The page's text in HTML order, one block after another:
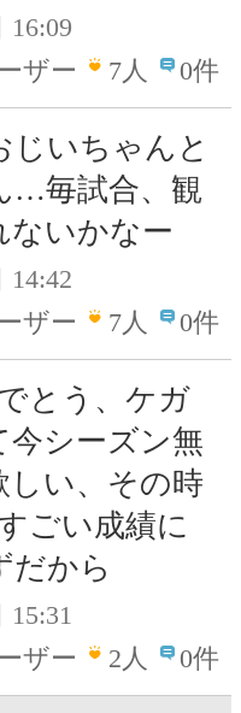
16:09
ザー
7人 0件
じいちゃんと
…毎試合、観
ないかなー
14:42
ザー
7人 0件
とう、ケガ
今シーズン無
しい、その時
ごい成績に
だから
15:31
ザー
2人 0件